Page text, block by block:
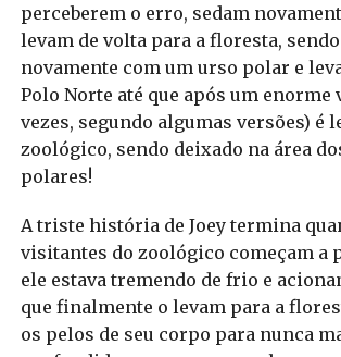
perceberem o erro, sedam
levam de volta para a floresta,
novamente com um urso polar e
Polo Norte até que após um enorme
vezes, segundo algumas versões) é
zoológico, sendo deixado na área
polares!
A triste história de Joey termina
visitantes do zoológico começam a
ele estava tremendo de frio e
que finalmente o levam para a
os pelos de seu corpo para nunca